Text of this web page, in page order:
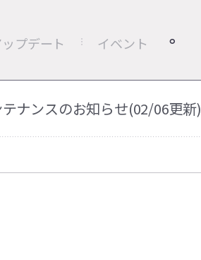
プデート イベント
ナンスのお知らせ(02/06更新)